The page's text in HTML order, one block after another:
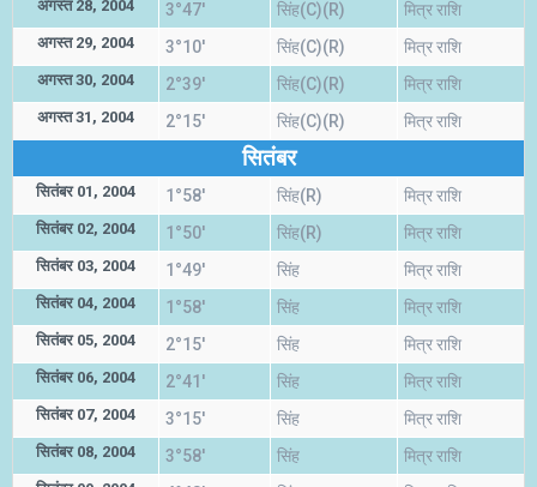
अगस्त 28, 2004 3°47' सिंह(C)(R) मित्र राशि
अगस्त 29, 2004 3°10' सिंह(C)(R) मित्र राशि
अगस्त 30, 2004 2°39' सिंह(C)(R) मित्र राशि
अगस्त 31, 2004 2°15' सिंह(C)(R) मित्र राशि
सितंबर
सितंबर 01, 2004 1°58' सिंह(R) मित्र राशि
सितंबर 02, 2004 1°50' सिंह(R) मित्र राशि
सितंबर 03, 2004 1°49' सिंह मित्र राशि
सितंबर 04, 2004 1°58' सिंह मित्र राशि
सितंबर 05, 2004 2°15' सिंह मित्र राशि
सितंबर 06, 2004 2°41' सिंह मित्र राशि
सितंबर 07, 2004 3°15' सिंह मित्र राशि
सितंबर 08, 2004 3°58' सिंह मित्र राशि